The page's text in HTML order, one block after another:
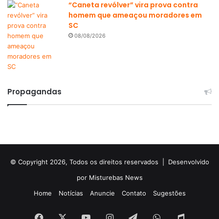
“Caneta revólver” vira prova contra
homem que ameaçou moradores em
SC
08/08/2026
Propagandas
© Copyright 2026, Todos os direitos reservados | Desenvolvido
por Misturebas News
Home
Notícias Anuncie Contato Sugestões